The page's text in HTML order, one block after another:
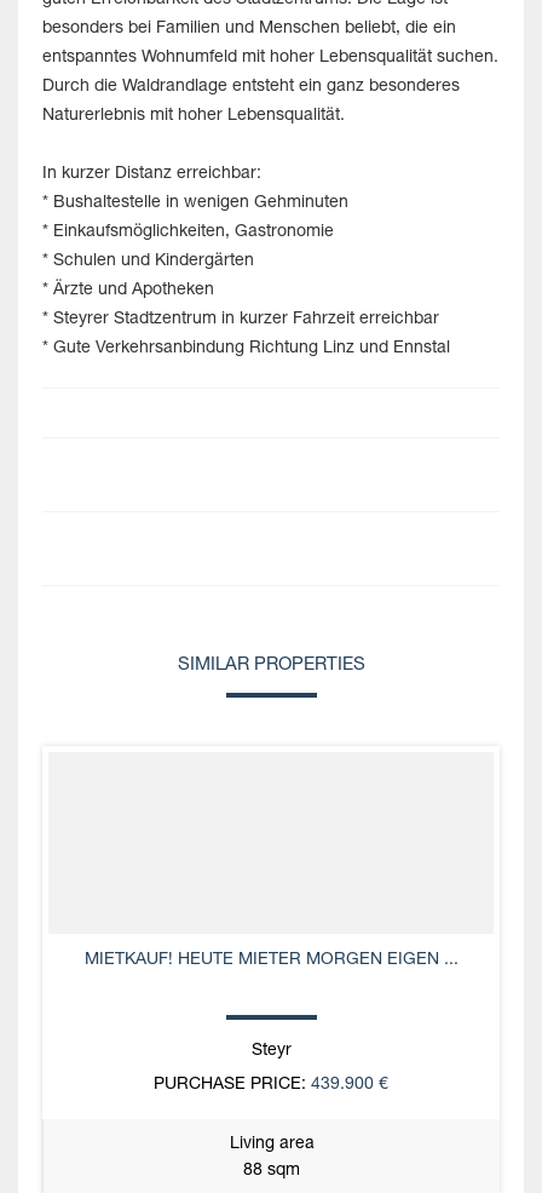
besonders bei Familien und Menschen beliebt, die ein
entspanntes Wohnumfeld mit hoher Lebensqualität suchen.
Durch die Waldrandlage entsteht ein ganz besonderes
Naturerlebnis mit hoher Lebensqualität.
In kurzer Distanz erreichbar:
* Bushaltestelle in wenigen Gehminuten
* Einkaufsmöglichkeiten, Gastronomie
* Schulen und Kindergärten
* Ärzte und Apotheken
* Steyrer Stadtzentrum in kurzer Fahrzeit erreichbar
* Gute Verkehrsanbindung Richtung Linz und Ennstal
SIMILAR PROPERTIES
MIETKAUF! HEUTE MIETER MORGEN EIGEN ...
Steyr
PURCHASE PRICE: 439.900 €
Living area
88 sqm